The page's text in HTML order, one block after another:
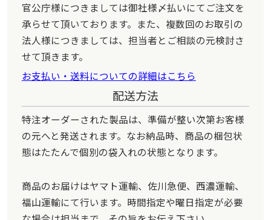
★★★☆☆
★★★★★
2026.3.11
金額が安い
担当者の対応力
レスポンスが早かったので助かりました
イメージ通りの品に仕上げていただき、コストも安かったので
【どんなことに利用されましたか？】
現場掲揚
オリジナル手旗(ツアー・添乗員・ガイド手旗)
サービスの評価5
★★★★★
商品の評価5
★★★★★
投稿日：
2026.3.11
官公庁様につきましては御社様〆払いにてご注文を
承らせて頂いております。また、複数回のお取引の
法人様につきましては、担当者とご相談の元検討さ
せて頂きます。
お支払い・送料についての詳細はこちら
配送方法
特注オーダーされた製品は、準備が整い次第お客様
の元へと発送されます。なお納品時、商品の梱包状
態はたたんで個別の袋入れの状態となります。
商品のお届けはヤマト運輸、佐川急便、西濃運輸、
福山運輸にて行います。時間指定や曜日指定が必要